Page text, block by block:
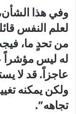
وفي هذا
لعلم النفس
من تحدٍ ما،
له ليس مؤشراً
عاجزاً. قد لا
ولكن يمكنه
تجاهه”.